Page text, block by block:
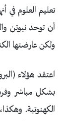
تعليم العلوم في
أن توحد نيوتن
ولكن عارضتها
اعتقد هؤلاء
بشكل مباشر
الكهنوتية.